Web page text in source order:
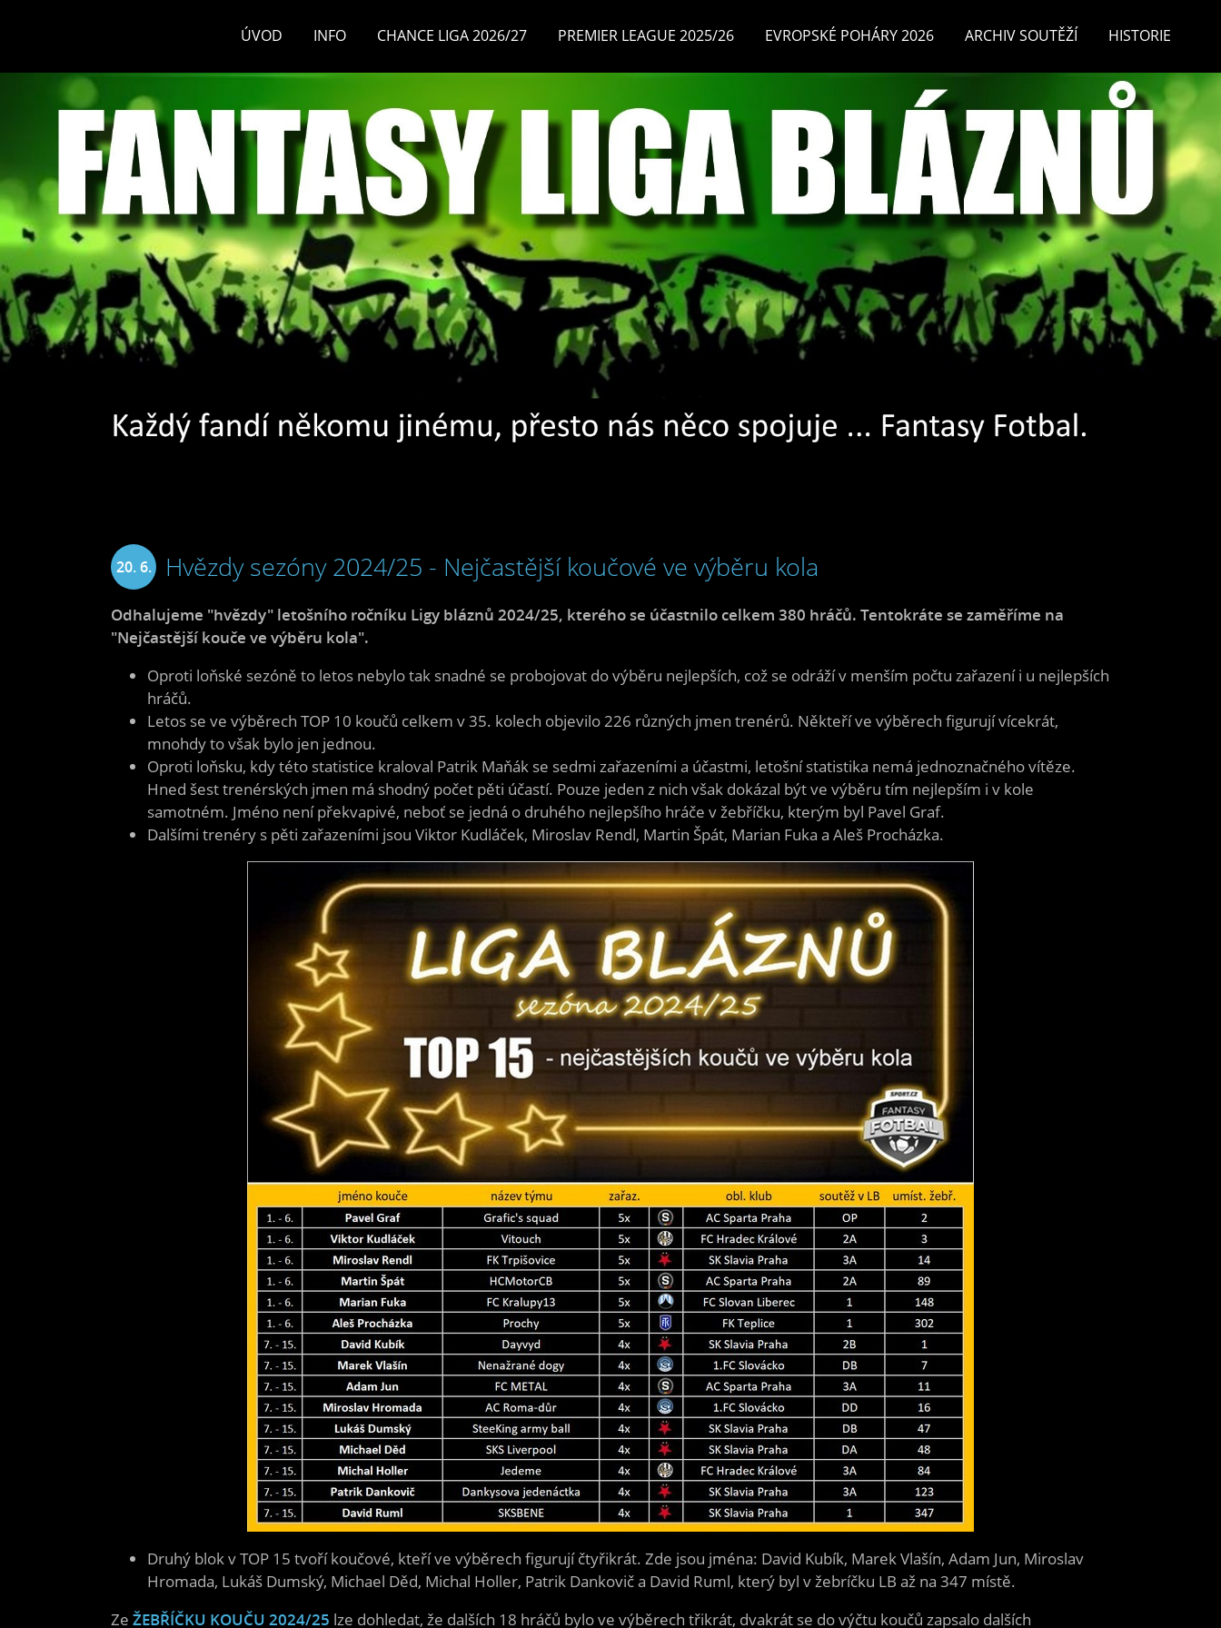
ÚVOD INFO CHANCE LIGA 2026/27 PREMIER LEAGUE 2025/26 EVROPSKÉ POHÁRY 2026 ARCHIV SOUTĚŽÍ HISTORIE
20. 6.
2025
Hvězdy sezóny 2024/25 - Nejčastější koučové ve výběru kola
Odhalujeme "hvězdy" letošního ročníku Ligy bláznů 2024/25, kterého se účastnilo celkem 380 hráčů. Tentokráte se zaměříme na
"Nejčastější kouče ve výběru kola".
Oproti loňské sezóně to letos nebylo tak snadné se probojovat do výběru nejlepších, což se odráží v menším počtu zařazení i u nejlepších
hráčů.
Letos se ve výběrech TOP 10 koučů celkem v 35. kolech objevilo 226 různých jmen trenérů. Někteří ve výběrech figurují vícekrát,
mnohdy to však bylo jen jednou.
Oproti loňsku, kdy této statistice kraloval Patrik Maňák se sedmi zařazeními a účastmi, letošní statistika nemá jednoznačného vítěze.
Hned šest trenérských jmen má shodný počet pěti účastí. Pouze jeden z nich však dokázal být ve výběru tím nejlepším i v kole
samotném. Jméno není překvapivé, neboť se jedná o druhého nejlepšího hráče v žebříčku, kterým byl Pavel Graf.
Dalšími trenéry s pěti zařazeními jsou Viktor Kudláček, Miroslav Rendl, Martin Špát, Marian Fuka a Aleš Procházka.
Druhý blok v TOP 15 tvoří koučové, kteří ve výběrech figurují čtyřikrát. Zde jsou jména: David Kubík, Marek Vlašín, Adam Jun, Miroslav
Hromada, Lukáš Dumský, Michael Děd, Michal Holler, Patrik Dankovič a David Ruml, který byl v žebríčku LB až na 347 místě.
Ze ŽEBŘÍČKU KOUČU 2024/25 lze dohledat, že dalších 18 hráčů bylo ve výběrech třikrát, dvakrát se do výčtu koučů zapsalo dalších